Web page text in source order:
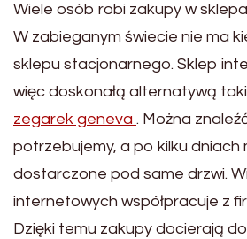
Wiele osób robi zakupy w
W zabieganym świecie nie ma
sklepu stacjonarnego. Sklep
więc doskonałą alternatywą
zegarek geneva . Można
potrzebujemy, a po kilku dniach
dostarczone pod same drzwi.
internetowych współpracuje z
Dzięki temu zakupy docierają